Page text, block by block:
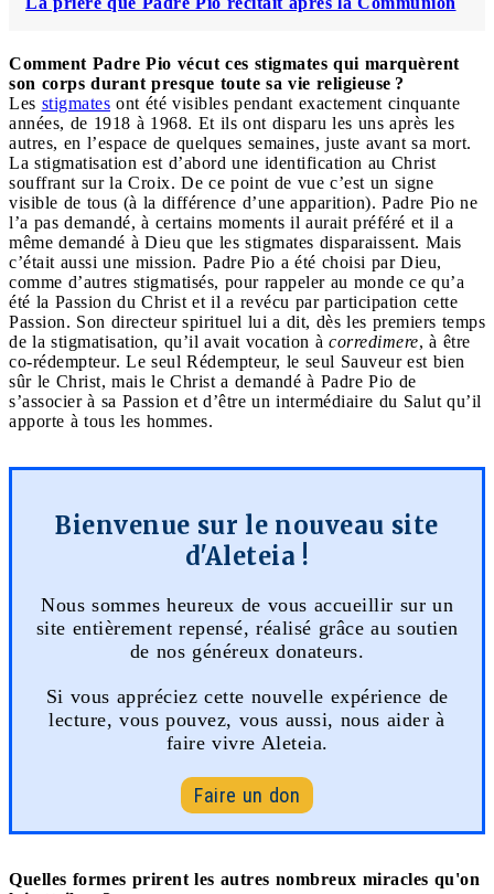
Comment Padre Pio vécut ces stigmates qui marquèrent
son corps durant presque toute sa vie religieuse ?
Les stigmates ont été visibles pendant exactement cinquante
années, de 1918 à 1968. Et ils ont disparu les uns après les
autres, en l’espace de quelques semaines, juste avant sa mort.
La stigmatisation est d’abord une identification au Christ
souffrant sur la Croix. De ce point de vue c’est un signe
visible de tous (à la différence d’une apparition). Padre Pio ne
l’a pas demandé, à certains moments il aurait préféré et il a
même demandé à Dieu que les stigmates disparaissent. Mais
c’était aussi une mission. Padre Pio a été choisi par Dieu,
comme d’autres stigmatisés, pour rappeler au monde ce qu’a
été la Passion du Christ et il a revécu par participation cette
Passion. Son directeur spirituel lui a dit, dès les premiers temps
de la stigmatisation, qu’il avait vocation à corredimere, à être
co-rédempteur. Le seul Rédempteur, le seul Sauveur est bien
sûr le Christ, mais le Christ a demandé à Padre Pio de
s’associer à sa Passion et d’être un intermédiaire du Salut qu’il
apporte à tous les hommes.
Bienvenue sur le nouveau site
d'Aleteia !
Nous sommes heureux de vous accueillir sur un
site entièrement repensé, réalisé grâce au soutien
de nos généreux donateurs.
Si vous appréciez cette nouvelle expérience de
lecture, vous pouvez, vous aussi, nous aider à
faire vivre Aleteia.
Faire un don
Quelles formes prirent les autres nombreux miracles qu'on